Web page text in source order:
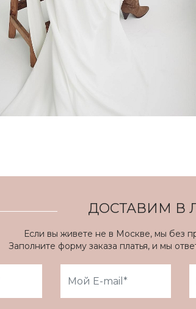
ДОСТАВИМ В
Если вы живете не в Москве, мы без
Заполните форму заказа платья, и мы